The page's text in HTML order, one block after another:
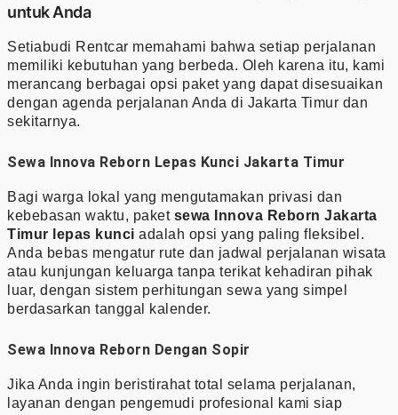
untuk Anda
Setiabudi Rentcar memahami bahwa setiap perjalanan
memiliki kebutuhan yang berbeda. Oleh karena itu, kami
merancang berbagai opsi paket yang dapat disesuaikan
dengan agenda perjalanan Anda di Jakarta Timur dan
sekitarnya.
Sewa Innova Reborn Lepas Kunci Jakarta Timur
Bagi warga lokal yang mengutamakan privasi dan
kebebasan waktu, paket sewa Innova Reborn Jakarta
Timur lepas kunci adalah opsi yang paling fleksibel.
Anda bebas mengatur rute dan jadwal perjalanan wisata
atau kunjungan keluarga tanpa terikat kehadiran pihak
luar, dengan sistem perhitungan sewa yang simpel
berdasarkan tanggal kalender.
Sewa Innova Reborn Dengan Sopir
Jika Anda ingin beristirahat total selama perjalanan,
layanan dengan pengemudi profesional kami siap